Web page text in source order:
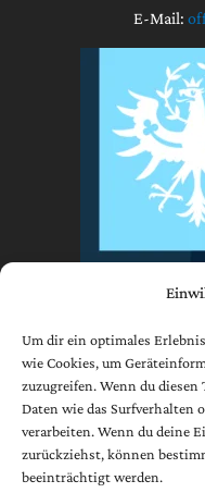
Um dir ein optimales
wie Cookies, um
zuzugreifen. Wenn du
Daten wie das Surfverhalten
verarbeiten. Wenn du deine
zurückziehst, können
beeinträchtigt werden.
E-Mail: